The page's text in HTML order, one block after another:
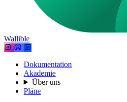
Wallible
Dokumentation
Akademie
Über uns
Pläne